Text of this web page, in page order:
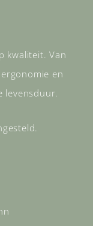
kwaliteit. Van
en
levensduur.